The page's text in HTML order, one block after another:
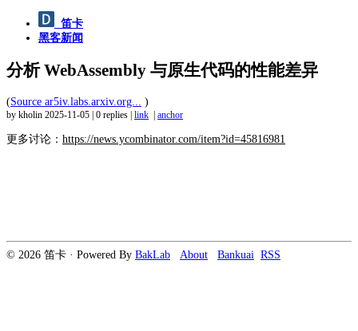
笛卡
黑客新闻
分析 WebAssembly 与原生代码的性能差异
(Source ar5iv.labs.arxiv.org... )
by kholin 2025-11-05 0 replies link anchor
更多讨论： https://news.ycombinator.com/item?id=45816981
© 2026 笛卡 · Powered By BakLab About Bankuai RSS